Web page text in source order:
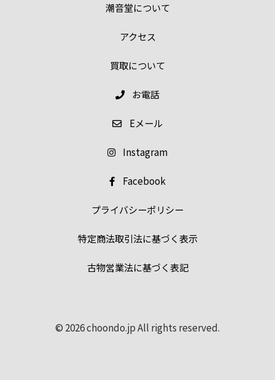
潮音堂について
アクセス
買取について
お電話
Eメール
Instagram
Facebook
プライバシーポリシー
特定商法取引法に基づく表示
古物営業法に基づく表記
© 2026 choondo.jp All rights reserved.